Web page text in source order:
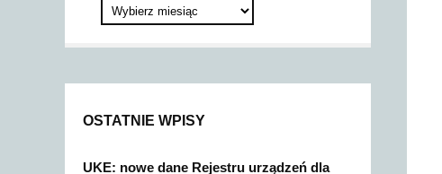
OSTATNIE WPISY
UKE: nowe dane Rejestru urządzeń dla